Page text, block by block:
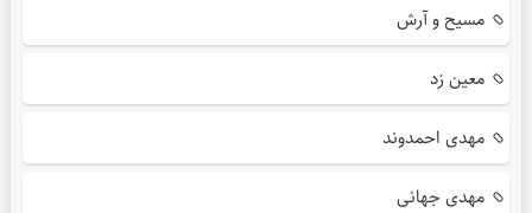
مسیح و آرش
معین زد
مهدی احمدوند
مهدی جهانی